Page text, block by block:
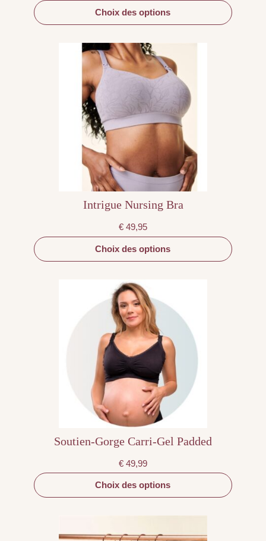
Choix des options
Intrigue Nursing Bra
€ 49,95
Choix des options
produit
a
plusieurs
variations.
peuvent
être
choisies
la
produit
Soutien-Gorge Carri-Gel Padded
€ 49,99
Choix des options
Ce
produit
a
plusieurs
variations.
Les
options
peuvent
être
choisies
sur
la
page
produit
a